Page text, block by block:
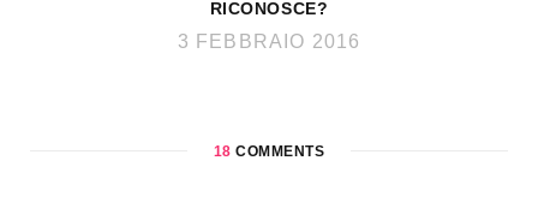
RICONOSCE?
3 FEBBRAIO 2016
18 COMMENTS